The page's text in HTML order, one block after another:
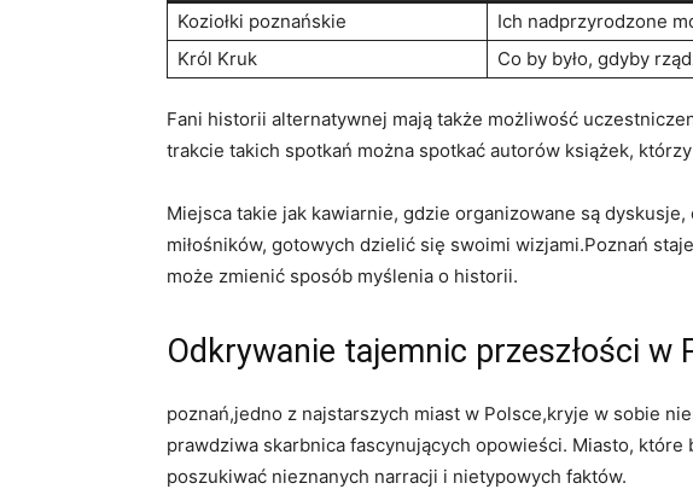
Koziołki poznańskie
Ich nadprzyrodzone
Król Kruk
Co by było, gdyby
Fani historii alternatywnej mają także możliwość
trakcie takich spotkań można spotkać autorów książek,
Miejsca takie jak kawiarnie, gdzie organizowane są
miłośników, gotowych dzielić się swoimi wizjami.Poznań
może zmienić sposób myślenia o historii.
Odkrywanie tajemnic przeszłości w
poznań,jedno z najstarszych miast w Polsce,kryje w sobie
prawdziwa skarbnica fascynujących opowieści. Miasto,
poszukiwać nieznanych narracji i nietypowych faktów.